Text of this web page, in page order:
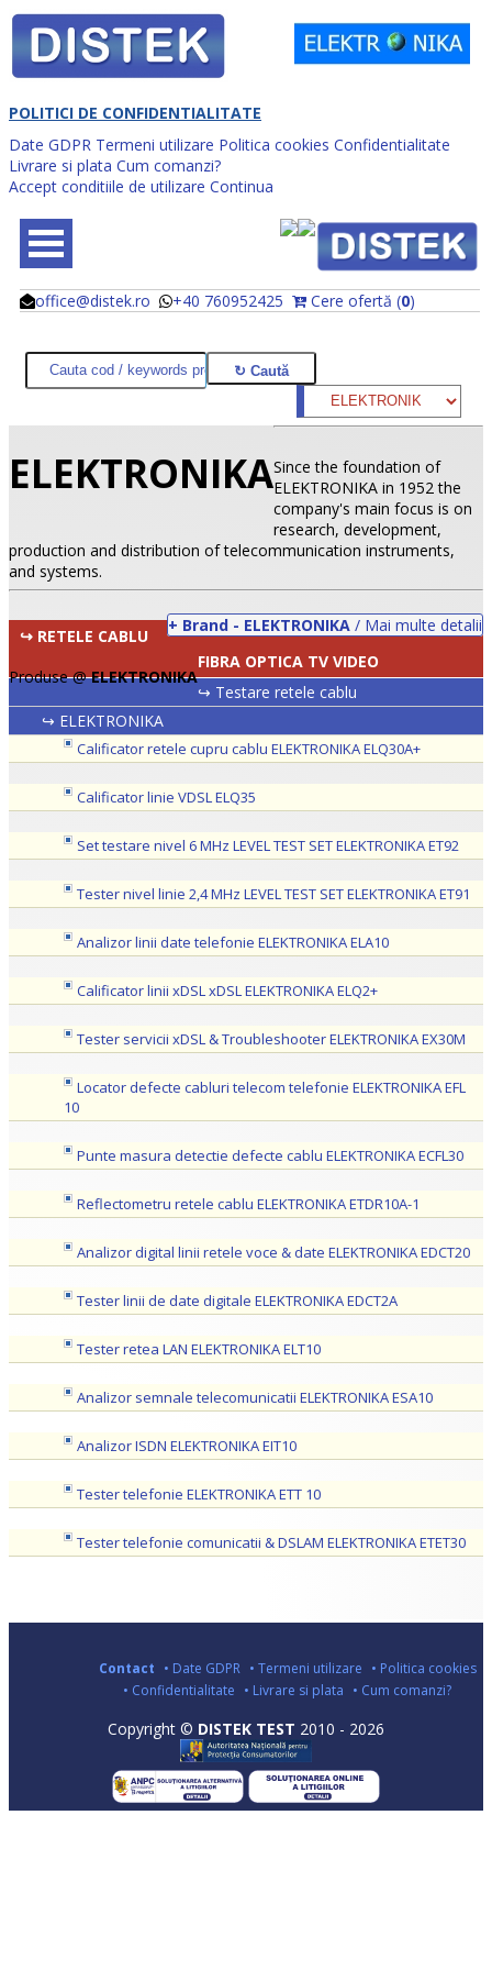
POLITICI DE CONFIDENTIALITATE
Date GDPR Termeni utilizare Politica cookies Confidentialitate
Livrare si plata Cum comanzi?
Accept conditiile de utilizare Continua
office@distek.ro +40 760952425 Cere ofertă (0)
@
@
ELEKTRONIKASince the foundation of
ELEKTRONIKA in 1952 the
company's main focus is on
research, development,
production and distribution of telecommunication instruments,
and systems.
+ Brand - ELEKTRONIKA / Mai multe detalii
Produse @ELEKTRONIKA
↪ RETELE CABLU
FIBRA OPTICA TV VIDEO
↪ Testare retele cablu
↪ ELEKTRONIKA
Calificator retele cupru cablu ELEKTRONIKA ELQ30A+
Calificator linie VDSL ELQ35
Set testare nivel 6 MHz LEVEL TEST SET ELEKTRONIKA ET92
Tester nivel linie 2,4 MHz LEVEL TEST SET ELEKTRONIKA ET91
Analizor linii date telefonie ELEKTRONIKA ELA10
Calificator linii xDSL xDSL ELEKTRONIKA ELQ2+
Tester servicii xDSL & Troubleshooter ELEKTRONIKA EX30M
Locator defecte cabluri telecom telefonie ELEKTRONIKA EFL
10
Punte masura detectie defecte cablu ELEKTRONIKA ECFL30
Reflectometru retele cablu ELEKTRONIKA ETDR10A-1
Analizor digital linii retele voce & date ELEKTRONIKA EDCT20
Tester linii de date digitale ELEKTRONIKA EDCT2A
Tester retea LAN ELEKTRONIKA ELT10
Analizor semnale telecomunicatii ELEKTRONIKA ESA10
Analizor ISDN ELEKTRONIKA EIT10
Tester telefonie ELEKTRONIKA ETT 10
Tester telefonie comunicatii & DSLAM ELEKTRONIKA ETET30
Contact • Date GDPR • Termeni utilizare • Politica cookies
• Confidentialitate • Livrare si plata • Cum comanzi?
Copyright © DISTEK TEST 2010 - 2026